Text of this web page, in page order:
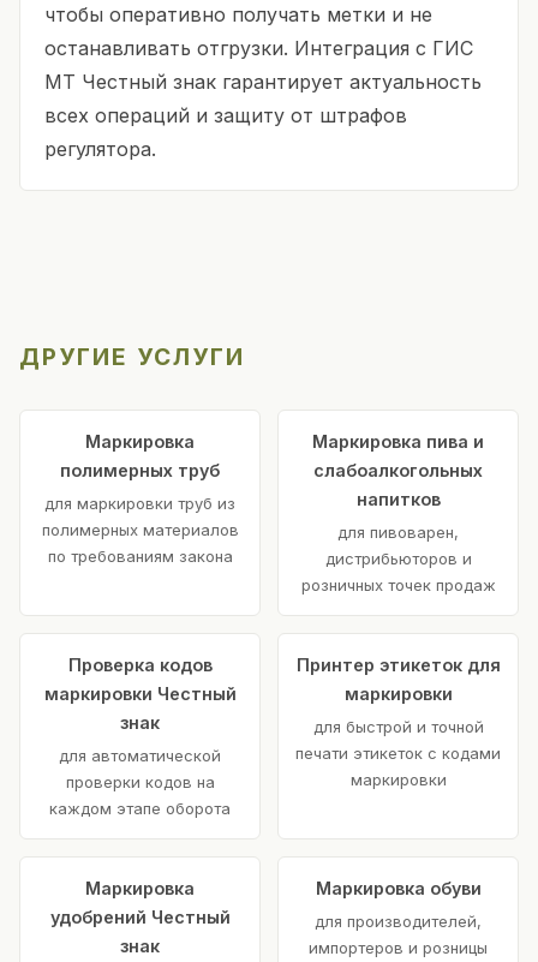
чтобы оперативно получать метки и не
останавливать отгрузки. Интеграция с ГИС
МТ Честный знак гарантирует актуальность
всех операций и защиту от штрафов
регулятора.
ДРУГИЕ УСЛУГИ
Маркировка
полимерных труб
для маркировки труб из
полимерных материалов
по требованиям закона
Маркировка пива и
слабоалкогольных
напитков
для пивоварен,
дистрибьюторов и
розничных точек продаж
Проверка кодов
маркировки Честный
знак
для автоматической
проверки кодов на
каждом этапе оборота
Принтер этикеток для
маркировки
для быстрой и точной
печати этикеток с кодами
маркировки
Маркировка
удобрений Честный
знак
Маркировка обуви
для производителей,
импортеров и розницы